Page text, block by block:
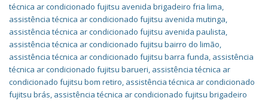
técnica ar condicionado fujitsu avenida brigadeiro fria lima,
assistência técnica ar condicionado fujitsu avenida mutinga,
assistência técnica ar condicionado fujitsu avenida paulista,
assistência técnica ar condicionado fujitsu bairro do limão,
assistência técnica ar condicionado fujitsu barra funda, assistência
técnica ar condicionado fujitsu barueri, assistência técnica ar
condicionado fujitsu bom retiro, assistência técnica ar condicionado
fujitsu brás, assistência técnica ar condicionado fujitsu brigadeiro